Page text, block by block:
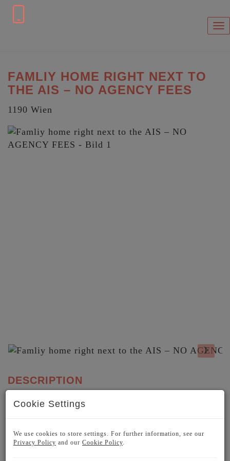
FAMLIY HOME RIGHT NEXT TO
THE AIS – NO AGENCY FEES
1190 Wien
DESCRIPTION
FAMILY SANCTUARY RIGHT NEXT TO THE
AMERICAN INTERNATIONAL SCHOOL
A true home for the whole family.Situated on a
Cookie Settings
We use cookies to store settings. For further information, see our
Privacy Policy and our Cookie Policy.